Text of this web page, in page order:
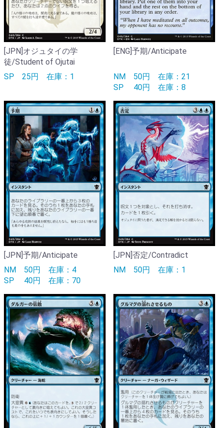
[JPN]オジュタイの学
徒/Student of Ojutai
SP 25円 在庫：1
[ENG]予期/Anticipate
NM 50円 在庫：21
SP
40円 在庫：8
[JPN]予期/Anticipate
NM 50円 在庫：4
SP
40円 在庫：70
[JPN]否定/Contradict
NM 50円 在庫：1